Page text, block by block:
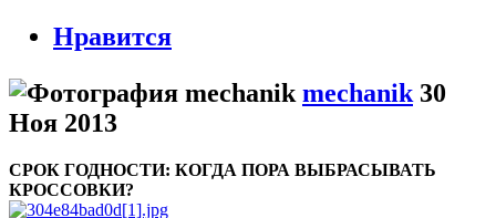
Нравится
mechanik 30
Ноя 2013
СРОК ГОДНОСТИ: КОГДА ПОРА ВЫБРАСЫВАТЬ
КРОССОВКИ?